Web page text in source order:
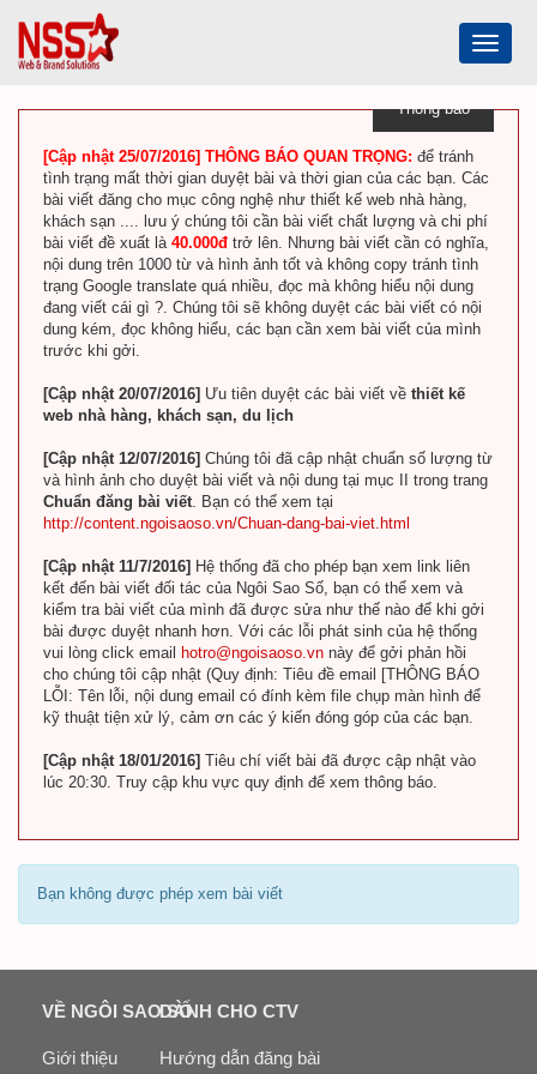
Toggle
Thông báo
[Cập nhật 25/07/2016] THÔNG BÁO QUAN TRỌNG: để tránh
tình trạng mất thời gian duyệt bài và thời gian của các bạn. Các
bài viết đăng cho mục công nghệ như thiết kế web nhà hàng,
khách sạn .... lưu ý chúng tôi cần bài viết chất lượng và chi phí
bài viết đề xuất là 40.000đ trở lên. Nhưng bài viết cần có nghĩa,
nội dung trên 1000 từ và hình ảnh tốt và không copy tránh tình
trạng Google translate quá nhiều, đọc mà không hiểu nội dung
đang viết cái gì ?. Chúng tôi sẽ không duyệt các bài viết có nội
dung kém, đọc không hiểu, các bạn cần xem bài viết của mình
trước khi gởi.
[Cập nhật 20/07/2016] Ưu tiên duyệt các bài viết về thiết kế
web nhà hàng, khách sạn, du lịch
[Cập nhật 12/07/2016] Chúng tôi đã cập nhật chuẩn số lượng từ
và hình ảnh cho duyệt bài viết và nội dung tại mục II trong trang
Chuẩn đăng bài viết. Bạn có thể xem tại
http://content.ngoisaoso.vn/Chuan-dang-bai-viet.html
[Cập nhật 11/7/2016] Hệ thống đã cho phép bạn xem link liên
kết đến bài viết đối tác của Ngôi Sao Số, bạn có thể xem và
kiểm tra bài viết của mình đã được sửa như thế nào để khi gởi
bài được duyệt nhanh hơn. Với các lỗi phát sinh của hệ thống
vui lòng click email
hotro@ngoisaoso.vn này để gởi phản hồi
cho chúng tôi cập nhật (Quy định: Tiêu đề email [THÔNG BÁO
LỖI: Tên lỗi, nội dung email có đính kèm file chụp màn hình để
kỹ thuật tiện xử lý, cảm ơn các ý kiến đóng góp của các bạn.
[Cập nhật 18/01/2016] Tiêu chí viết bài đã được cập nhật vào
lúc 20:30. Truy cập khu vực quy định để xem thông báo.
Bạn không được phép xem bài viết
VỀ NGÔI SAO SỐ
Giới thiệu
DÀNH CHO CTV
Hướng dẫn đăng bài